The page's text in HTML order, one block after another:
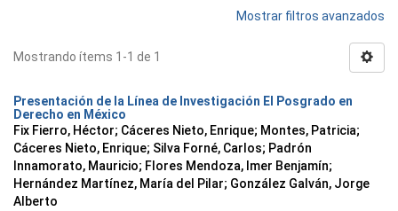
Mostrar filtros avanzados
Mostrando ítems 1-1 de 1
Presentación de la Línea de Investigación El Posgrado en
Derecho en México
Fix Fierro, Héctor; Cáceres Nieto, Enrique; Montes, Patricia;
Cáceres Nieto, Enrique; Silva Forné, Carlos; Padrón
Innamorato, Mauricio; Flores Mendoza, Imer Benjamín;
Hernández Martínez, María del Pilar; González Galván, Jorge
Alberto